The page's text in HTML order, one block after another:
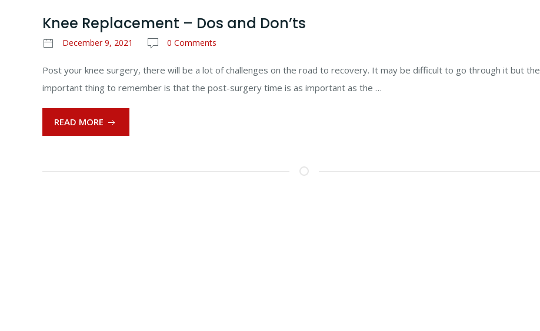
Knee Replacement – Dos and Don’ts
December 9, 2021 0 Comments
Post your knee surgery, there will be a lot of challenges on the road to recovery. It may be difficult to go through it but the
important thing to remember is that the post-surgery time is as important as the …
READ MORE